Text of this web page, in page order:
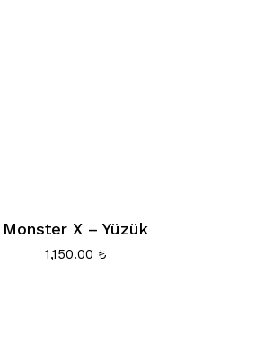
Monster X – Yüzük
1,150.00 ₺